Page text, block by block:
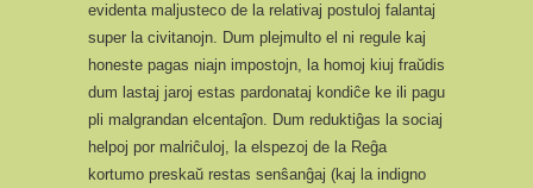
evidenta maljusteco de la relativaj postuloj falantaj
super la civitanojn. Dum plejmulto el ni regule kaj
honeste pagas niajn impostojn, la homoj kiuj fraŭdis
dum lastaj jaroj estas pardonataj kondiĉe ke ili pagu
pli malgrandan elcentaĵon. Dum reduktiĝas la sociaj
helpoj por malriĉuloj, la elspezoj de la Reĝa
kortumo preskaŭ restas senŝanĝaj (kaj la indigno